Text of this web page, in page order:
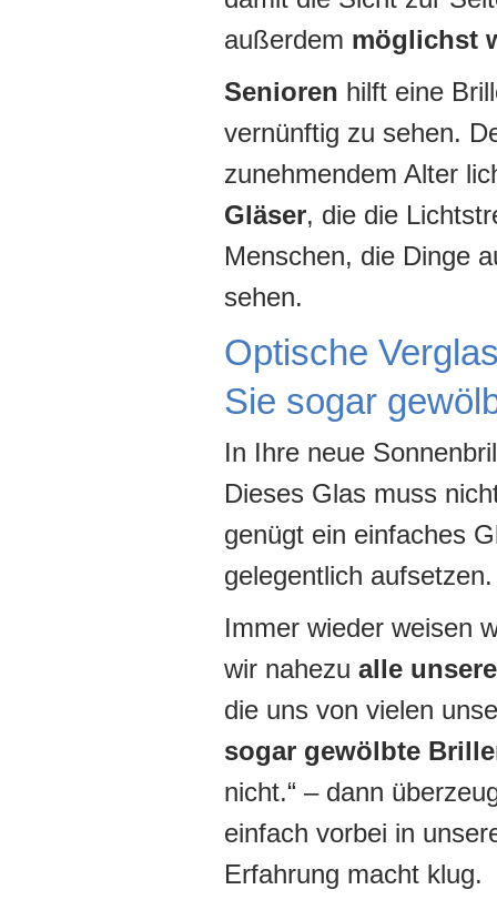
außerdem möglichst
Senioren hilft eine
vernünftig zu sehen.
zunehmendem Alter
Gläser, die die
Menschen, die Dinge
sehen.
Optische
Sie sogar
In Ihre neue
Dieses Glas muss
genügt ein einfaches
gelegentlich aufsetzen.
Immer wieder weisen
wir nahezu alle
die uns von vielen
sogar gewölbte
nicht.“ – dann
einfach vorbei in
Erfahrung macht klug.